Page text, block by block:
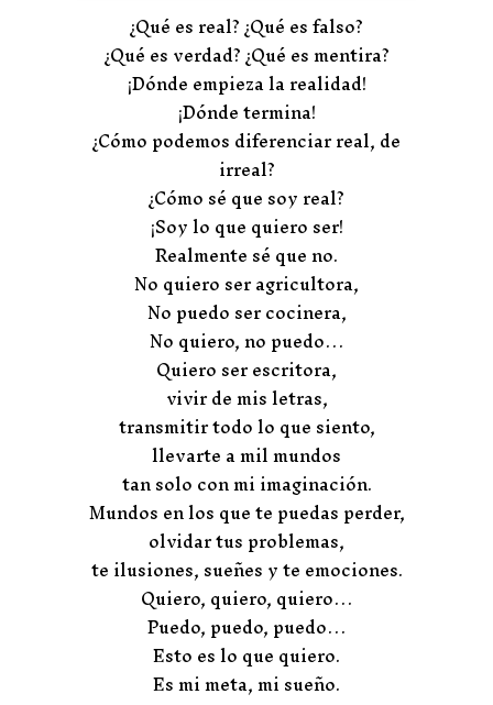
¿Qué es real? ¿Qué es falso?
¿Qué es verdad? ¿Qué es mentira?
¡Dónde empieza la realidad!
¡Dónde termina!
¿Cómo podemos diferenciar real, de
irreal?
¿Cómo sé que soy real?
¡Soy lo que quiero ser!
Realmente sé que no.
No quiero ser agricultora,
No puedo ser cocinera,
No quiero, no puedo…
Quiero ser escritora,
vivir de mis letras,
transmitir todo lo que siento,
llevarte a mil mundos
tan solo con mi imaginación.
Mundos en los que te puedas perder,
olvidar tus problemas,
te ilusiones, sueñes y te emociones.
Quiero, quiero, quiero…
Puedo, puedo, puedo…
Esto es lo que quiero.
Es mi meta, mi sueño.